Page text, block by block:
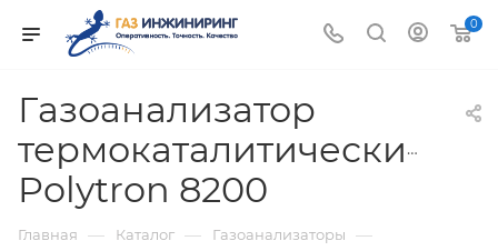
0
Газоанализатор
термокаталитический
Polytron 8200
Главная — Каталог — Газоанализаторы —